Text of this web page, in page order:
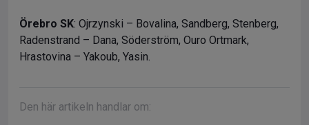
Örebro SK: Ojrzynski – Bovalina, Sandberg, Stenberg,
Radenstrand – Dana, Söderström, Ouro Ortmark,
Hrastovina – Yakoub, Yasin.
Den här artikeln handlar om: